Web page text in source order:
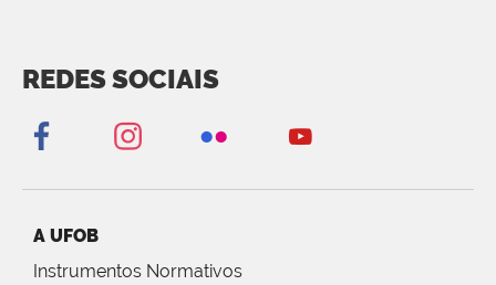
REDES SOCIAIS
A UFOB
Instrumentos Normativos